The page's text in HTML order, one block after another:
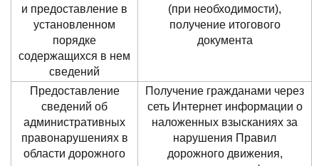
и предоставление в
установленном
порядке
содержащихся в нем
сведений
(при необходимости),
получение итогового
документа
Предоставление
сведений об
административных
правонарушениях в
области дорожного
Получение гражданами через
сеть Интернет информации о
наложенных взысканиях за
нарушения Правил
дорожного движения,